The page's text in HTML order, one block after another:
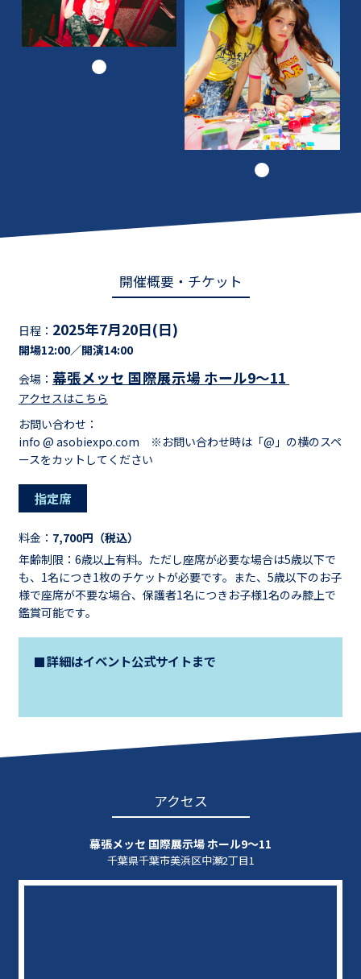
開催概要・チケット
日程： 2025年7月20日(日)
開場12:00／開演14:00
会場： 幕張メッセ 国際展示場 ホール9～11
アクセスはこちら
お問い合わせ：
info @ asobiexpo.com ※お問い合わせ時は「@」の横のスペ
ースをカットしてください
指定席
料金： 7,700円（税込）
年齢制限：6歳以上有料。ただし座席が必要な場合は5歳以下で
も、1名につき1枚のチケットが必要です。また、5歳以下のお子
様で座席が不要な場合、保護者1名につきお子様1名のみ膝上で
鑑賞可能です。
詳細はイベント公式サイトまで
アクセス
幕張メッセ 国際展示場 ホール9～11
千葉県千葉市美浜区中瀬2丁目1